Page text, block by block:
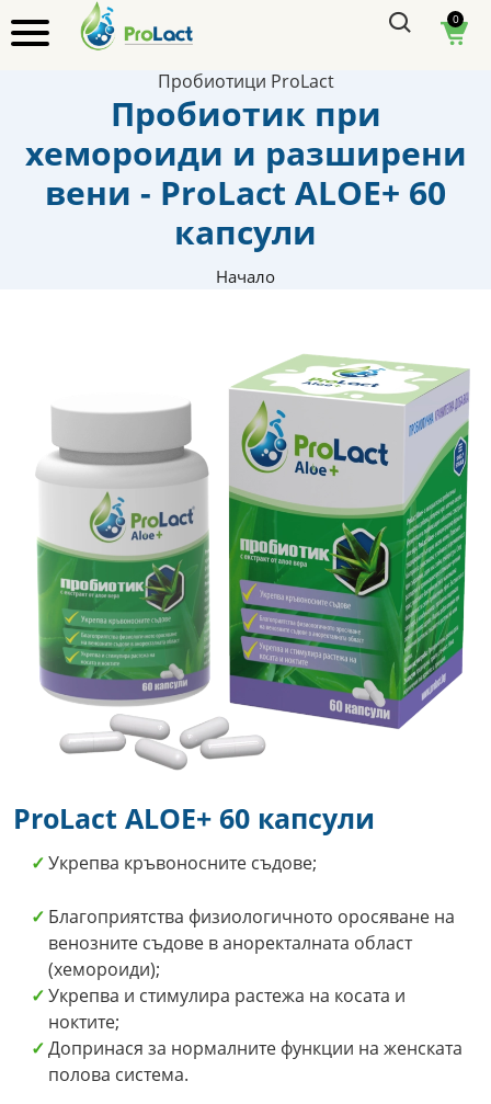
0
Пробиотици ProLact
Пробиотик при
хемороиди и разширени
вени - ProLact ALOE+ 60
капсули
Начало
ProLact ALOE+ 60 капсули
Укрепва кръвоносните съдове;
Благоприятства физиологичното оросяване на
венозните съдове в аноректалната област
(хемороиди);
Укрепва и стимулира растежа на косата и
ноктите;
Допринася за нормалните функции на женската
полова система.